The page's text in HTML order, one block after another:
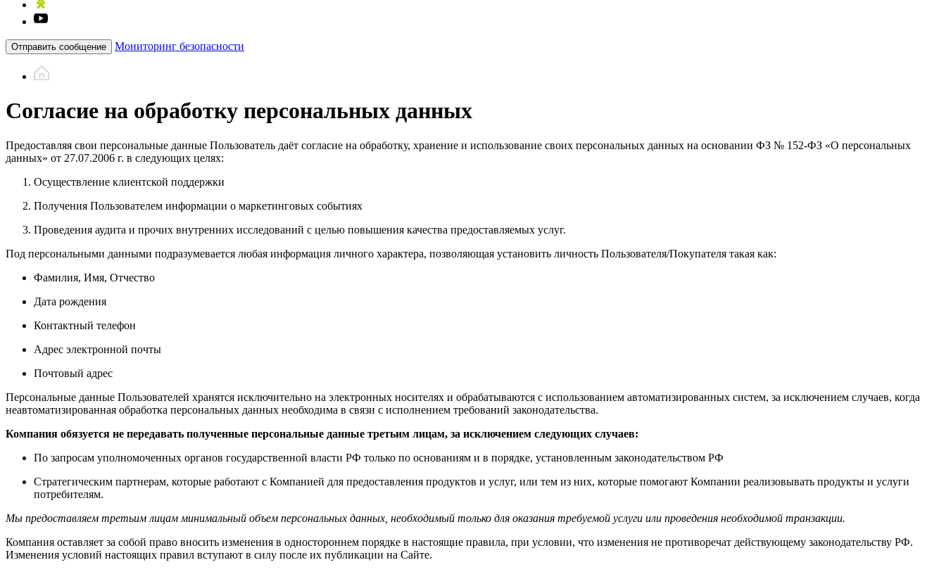
Отправить сообщение Мониторинг безопасности
Согласие на обработку персональных данных
Предоставляя свои персональные данные Пользователь даёт согласие на обработку, хранение и использование своих персональных данных на основании ФЗ № 152-ФЗ «О персональных
данных» от 27.07.2006 г. в следующих целях:
Осуществление клиентской поддержки
Получения Пользователем информации о маркетинговых событиях
Проведения аудита и прочих внутренних исследований с целью повышения качества предоставляемых услуг.
Под персональными данными подразумевается любая информация личного характера, позволяющая установить личность Пользователя/Покупателя такая как:
Фамилия, Имя, Отчество
Дата рождения
Контактный телефон
Адрес электронной почты
Почтовый адрес
Персональные данные Пользователей хранятся исключительно на электронных носителях и обрабатываются с использованием автоматизированных систем, за исключением случаев, когда
неавтоматизированная обработка персональных данных необходима в связи с исполнением требований законодательства.
Компания обязуется не передавать полученные персональные данные третьим лицам, за исключением следующих случаев:
По запросам уполномоченных органов государственной власти РФ только по основаниям и в порядке, установленным законодательством РФ
Стратегическим партнерам, которые работают с Компанией для предоставления продуктов и услуг, или тем из них, которые помогают Компании реализовывать продукты и услуги
потребителям.
Мы предоставляем третьим лицам минимальный объем персональных данных, необходимый только для оказания требуемой услуги или проведения необходимой транзакции.
Компания оставляет за собой право вносить изменения в одностороннем порядке в настоящие правила, при условии, что изменения не противоречат действующему законодательству РФ.
Изменения условий настоящих правил вступают в силу после их публикации на Сайте.